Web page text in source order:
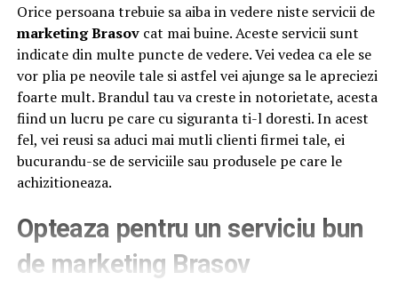
Orice persoana trebuie sa aiba in vedere niste servicii de
marketing Brasovcat mai buine. Aceste servicii sunt
indicate din multe puncte de vedere. Vei vedea ca ele se
vor plia pe neovile tale si astfel vei ajunge sa le apreciezi
foarte mult. Brandul tau va creste in notorietate, acesta
fiind un lucru pe care cu siguranta ti-l doresti. In acest
fel, vei reusi sa aduci mai mutli clienti firmei tale, ei
bucurandu-se de serviciile sau produsele pe care le
achizitioneaza.
Opteaza pentru un serviciu bun
de marketing Brasov